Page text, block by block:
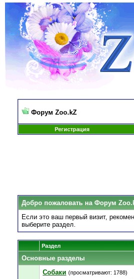
Форум Zoo.kZ
Регистрация
Добро пожаловать на Форум
Если это ваш первый визит,
выберите раздел.
Раздел
Основные разделы
Собаки (просматривают: 1788)